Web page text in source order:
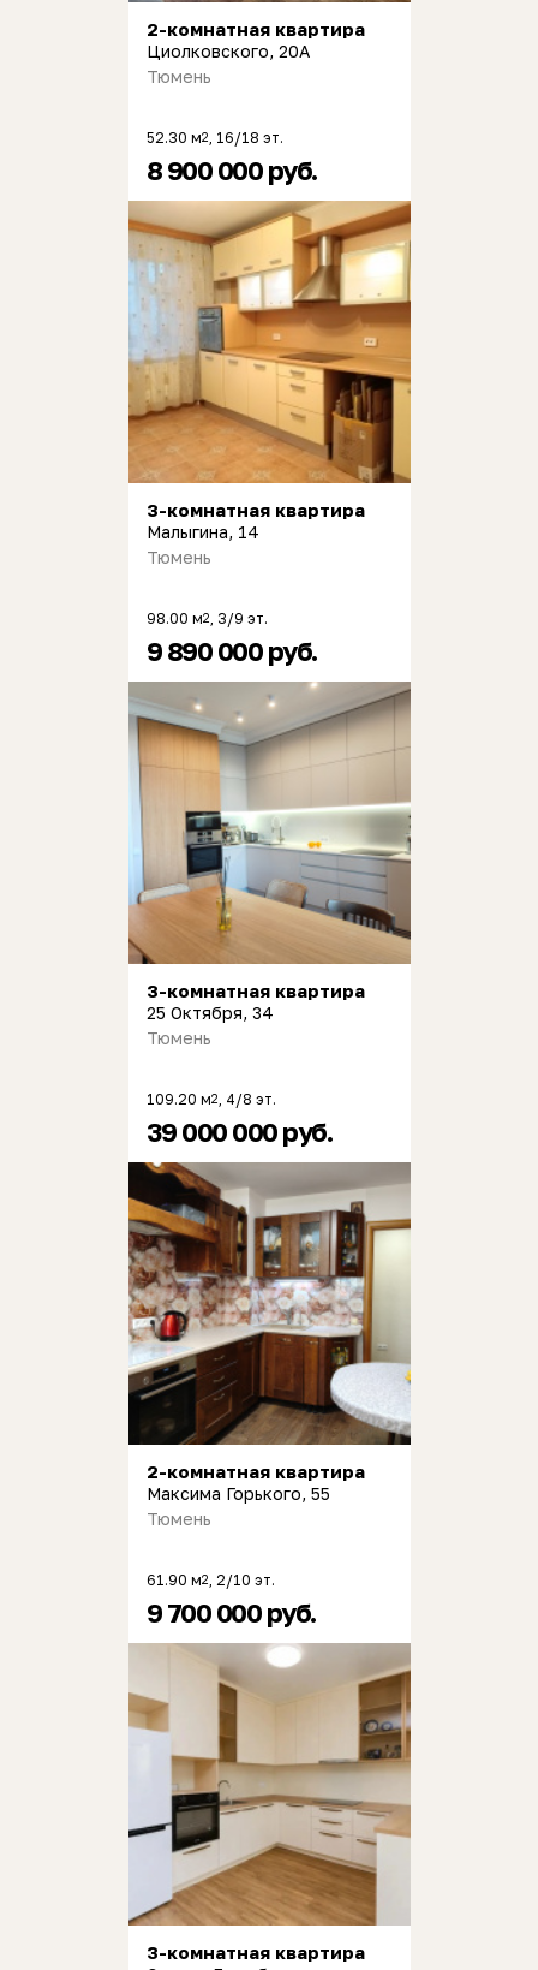
2-комнатная квартира
Циолковского, 20А
Тюмень
52.30 м2 , 16/18 эт.
8 900 000 руб.
3-комнатная квартира
Малыгина, 14
Тюмень
98.00 м2 , 3/9 эт.
9 890 000 руб.
3-комнатная квартира
25 Октября, 34
Тюмень
109.20 м2 , 4/8 эт.
39 000 000 руб.
2-комнатная квартира
Максима Горького, 55
Тюмень
61.90 м2 , 2/10 эт.
9 700 000 руб.
3-комнатная квартира